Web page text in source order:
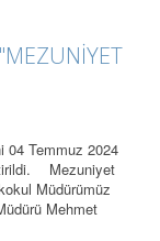
04 Temmuz 2024
Mezuniyet
Müdürümüz
Mehmet